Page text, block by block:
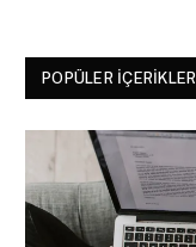
POPÜLER İÇERIKLER